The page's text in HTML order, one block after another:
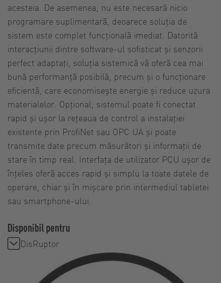
acesteia. De asemenea, nu este necesară nicio
programare suplimentară, deoarece soluția de
sistem este complet funcțională imediat. Datorită
interacțiunii dintre software-ul sofisticat și senzorii
perfect adaptați, soluția sistemică vă oferă cea mai
bună performanță posibilă, precum și o funcționare
eficientă, care economisește energie și reduce uzura
materialelor. Opțional, sistemul poate fi conectat
rapid și ușor la rețeaua de control a instalației
existente prin ProfiNet sau OPC UA și poate
transmite date precum măsurători și informații de
stare în timp real. Interfața de utilizator PCU ușor de
înțeles oferă acces rapid și simplu la toate datele de
operare, chiar și în mișcare prin intermediul tabletei
sau smartphone-ului.
Disponibil pentru
DisRuptor